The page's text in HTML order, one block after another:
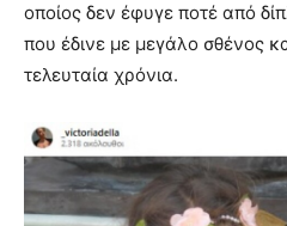
οποίος δεν έφυγε ποτέ από
που έδινε με μεγάλο σθένος
τελευταία χρόνια.